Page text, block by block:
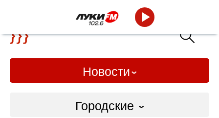
Новости
Городские